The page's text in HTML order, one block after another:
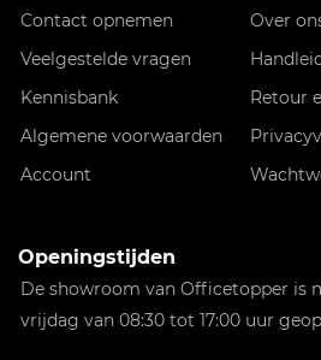
Contact opnemen
Over
Veelgestelde vragen
Kennisbank
Retour
Algemene voorwaarden
Account
Openingstijden
De showroom van Officetopper is
vrijdag van 08:30 tot 17:00 uur